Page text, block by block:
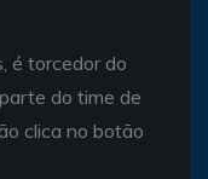
é torcedor do
do time de
clica no botão